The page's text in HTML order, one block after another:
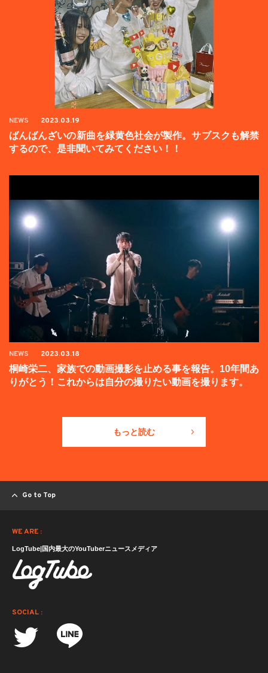
NEWS 2023.03.19
ばんばんざいの新曲を緑黄色社会が製作。サブスクも解禁
するので、是非聞いてみてください！！
NEWS 2023.03.18
桐崎栄二、家族での動画撮影を止める事を報告。10年間あ
りがとう！これからは自分の撮りたい動画を撮ります。
もっと読む
Go to Top
WE ARE :
LogTube|国内最大のYouTuberニュースメディア
SOCIAL :